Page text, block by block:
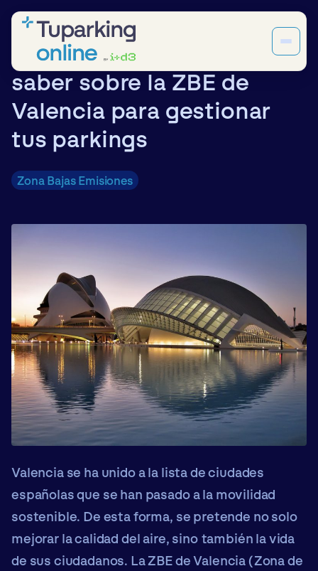
Todo lo que necesitas
saber sobre la ZBE de
Valencia para gestionar
tus parkings
Zona Bajas Emisiones
Valencia se ha unido a la lista de ciudades
españolas que se han pasado a la movilidad
sostenible. De esta forma, se pretende no solo
mejorar la calidad del aire, sino también la vida
de sus ciudadanos. LaZBE de Valencia(Zona de